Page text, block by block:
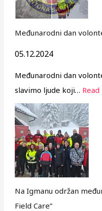
Međunarodni dan
05.12.2024
Međunarodni dan
slavimo ljude koji…
Na Igmanu održan
Field Care”